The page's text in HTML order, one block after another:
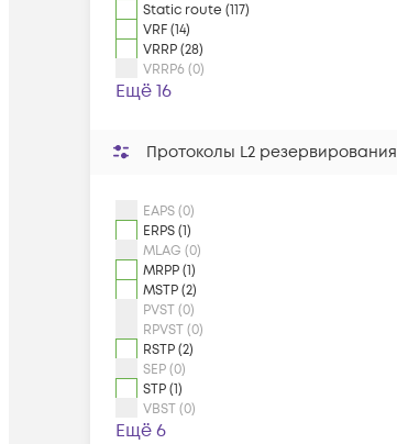
Static route (117)
VRF (14)
VRRP (28)
VRRP6 (0)
Ещё 16
Протоколы L2 резервирования
EAPS (0)
ERPS (1)
MLAG (0)
MRPP (1)
MSTP (2)
PVST (0)
RPVST (0)
RSTP (2)
SEP (0)
STP (1)
VBST (0)
Ещё 6